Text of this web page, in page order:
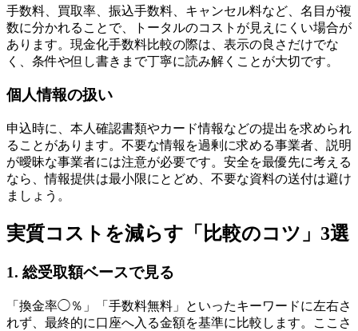
手数料、買取率、振込手数料、キャンセル料など、名目が複
数に分かれることで、トータルのコストが見えにくい場合が
あります。現金化手数料比較の際は、表示の良さだけでな
く、条件や但し書きまで丁寧に読み解くことが大切です。
個人情報の扱い
申込時に、本人確認書類やカード情報などの提出を求められ
ることがあります。不要な情報を過剰に求める事業者、説明
が曖昧な事業者には注意が必要です。安全を最優先に考える
なら、情報提供は最小限にとどめ、不要な資料の送付は避け
ましょう。
実質コストを減らす「比較のコツ」3選
1. 総受取額ベースで見る
「換金率◯％」「手数料無料」といったキーワードに左右さ
れず、最終的に口座へ入る金額を基準に比較します。ここさ